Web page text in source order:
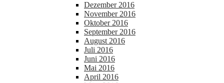
Dezember 2016
November 2016
Oktober 2016
September 2016
August 2016
Juli 2016
Juni 2016
Mai 2016
April 2016